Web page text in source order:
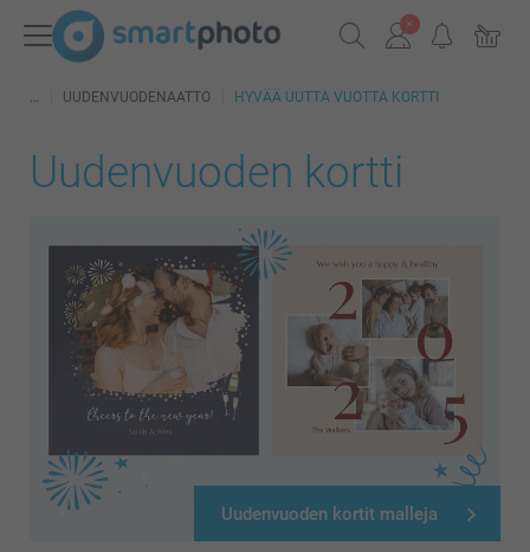
UUDENVUODENAATTO HYVÄÄ UUTTA VUOTTA KORTTI
Uudenvuoden kortti
Uudenvuoden kortit malleja